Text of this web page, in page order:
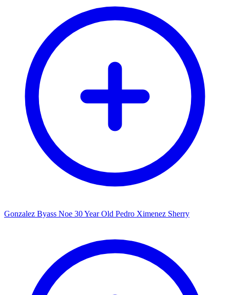
Gonzalez Byass Noe 30 Year Old Pedro Ximenez Sherry